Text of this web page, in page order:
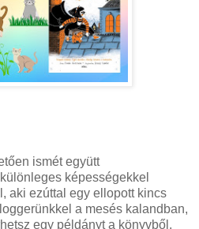
ismét együtt
képességekkel
aki ezúttal egy ellopott kincs
a mesés kalandban,
egy példányt a könyvből.